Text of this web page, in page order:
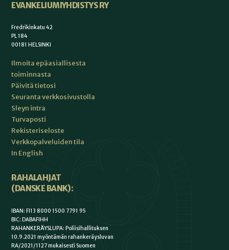
EVANKELIUMIYHDISTYS RY
Fredrikinkatu 42
PL 184
00181 HELSINKI
Ilmoita epäasiallisesta
toiminnasta
Päivitä tietosi
Seuranta verkkosivustolla
Sleyn intra
Turvaposti
Rekisteriseloste
Verkkopalveluiden tila
In English
RAHALAHJAT
(DANSKE BANK):
IBAN: FI13 8000 1500 7791 95
BIC: DABAFIHH
RAHANKERÄYSLUPA: Poliisihallituksen
10.9.2021 myöntämän rahankeräysluvan
RA/2021/1127 mukaisesti Suomen